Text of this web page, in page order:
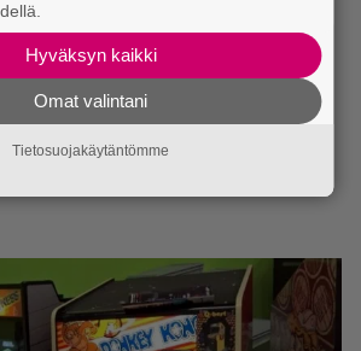
Hyväksyn kaikki
Omat valintani
Tietosuojakäytäntömme